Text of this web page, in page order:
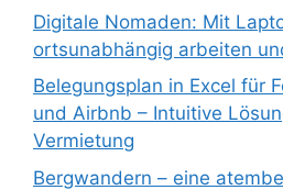
Digitale Nomaden: Mit
ortsunabhängig arbeiten
Belegungsplan in Excel für
und Airbnb – Intuitive
Vermietung
Bergwandern – eine